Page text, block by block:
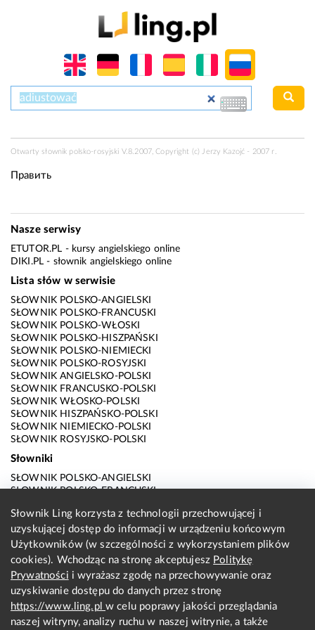
Otwarty słownik polsko-rosyjski V.8.2007, Copyright (c) Jerzy Kazojć - 2007 r.
Править
Nasze serwisy
ETUTOR.PL - kursy angielskiego online
DIKI.PL - słownik angielskiego online
Lista słów w serwisie
SŁOWNIK POLSKO-ANGIELSKI
SŁOWNIK POLSKO-FRANCUSKI
SŁOWNIK POLSKO-WŁOSKI
SŁOWNIK POLSKO-HISZPAŃSKI
SŁOWNIK POLSKO-NIEMIECKI
SŁOWNIK POLSKO-ROSYJSKI
SŁOWNIK ANGIELSKO-POLSKI
SŁOWNIK FRANCUSKO-POLSKI
SŁOWNIK WŁOSKO-POLSKI
SŁOWNIK HISZPAŃSKO-POLSKI
SŁOWNIK NIEMIECKO-POLSKI
SŁOWNIK ROSYJSKO-POLSKI
Słowniki
SŁOWNIK POLSKO-ANGIELSKI
SŁOWNIK POLSKO-FRANCUSKI
SŁOWNIK POLSKO-HISZPAŃSKI
SŁOWNIK POLSKO-NIEMIECKI
SŁOWNIK POLSKO-ROSYJSKI
SŁOWNIK ANGIELSKO-POLSKI
SŁOWNIK FRANCUSKO-POLSKI
SŁOWNIK WŁOSKO-POLSKI
SŁOWNIK HISZPAŃSKO-POLSKI
SŁOWNIK NIEMIECKO-POLSKI
SŁOWNIK ROSYJSKO-POLSKI
Słownik Ling korzysta z technologii przechowującej i
uzyskującej dostęp do informacji w urządzeniu końcowym
Użytkowników (w szczególności z wykorzystaniem plików
cookies). Wchodząc na stronę akceptujesz Politykę
Prywatności i wyrażasz zgodę na przechowywanie oraz
uzyskiwanie dostępu do danych przez stronę
https://www.ling.plw celu poprawy jakości przeglądania
naszej witryny, analizy ruchu w naszej witrynie, a także